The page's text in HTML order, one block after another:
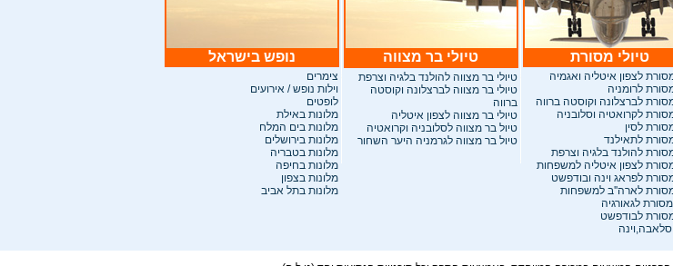
טיולי מסורת
לצפון איטליה ואגמיה
לרומניה
לברצלונה וקוסטה ברווה
לקרואטיה וסלובניה
לסין
לתאילנד
להולנד בלגיה וצרפת
לצפון איטליה למשפחות
לפראג וינה ובודפשט
מסורת לארה''ב למשפחות
מסורת לגאורגיה
לבודפשט
טיולי בר מצווה
טיולי בר מצווה להולנד בלגיה וצרפת
טיולי בר מצווה לברצלונה וקוסטה
ברווה
טיולי בר מצווה לצפון איטליה
טיול בר מצווה לסלובניה וקרואטיה
טיול בר מצווה לגרמניה היער השחור
נופש בישראל
צימרים
וילות נופש / אירועים
לופטים
מלונות באילת
מלונות בים המלח
מלונות בירושלים
מלונות בטבריה
מלונות בחיפה
מלונות בצפון
מלונות בתל אביב